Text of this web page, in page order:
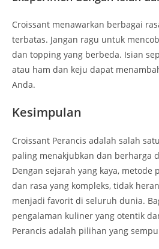
Croissant menawarkan berbagai
terbatas. Jangan ragu untuk
dan topping yang berbeda. Isian
atau ham dan keju dapat
Anda.
Kesimpulan
Croissant Perancis adalah salah
paling menakjubkan dan berharga
Dengan sejarah yang kaya,
dan rasa yang kompleks, tidak
menjadi favorit di seluruh dunia.
pengalaman kuliner yang otentik
Perancis adalah pilihan yang